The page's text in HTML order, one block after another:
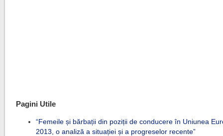
Pagini Utile
“Femeile și bărbații din poziții de conducere în Uniunea
2013, o analiză a situației și a progreselor recente”